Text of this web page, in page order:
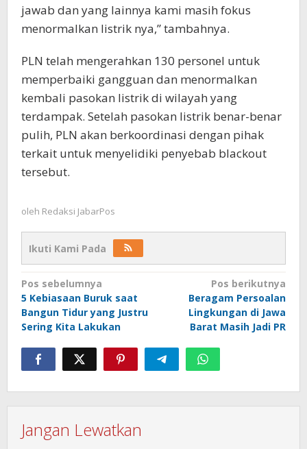
jawab dan yang lainnya kami masih fokus
menormalkan listrik nya,” tambahnya.
PLN telah mengerahkan 130 personel untuk
memperbaiki gangguan dan menormalkan
kembali pasokan listrik di wilayah yang
terdampak. Setelah pasokan listrik benar-benar
pulih, PLN akan berkoordinasi dengan pihak
terkait untuk menyelidiki penyebab blackout
tersebut.
oleh Redaksi JabarPos
Ikuti Kami Pada
Navigasi
pos
Pos sebelumnya
5 Kebiasaan Buruk saat
Bangun Tidur yang Justru
Sering Kita Lakukan
Pos berikutnya
Beragam Persoalan
Lingkungan di Jawa
Barat Masih Jadi PR
Jangan Lewatkan